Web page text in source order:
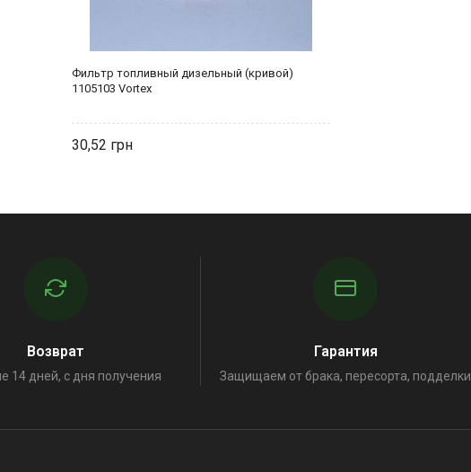
Фильтр топливный дизельный (кривой)
1105103 Vortex
30,52
Возврат
14 дней, с дня получения
Гарантия
Защищаем от брака, пересорта, подделки